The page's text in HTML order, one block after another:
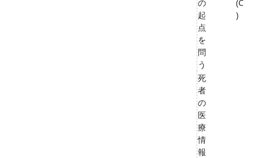
の
起
点
を
問
う
(C
)
死
者
の
医
療
情
報